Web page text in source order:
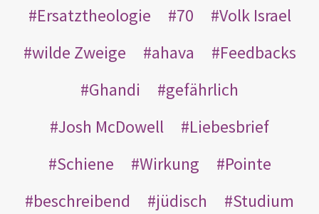
Ersatztheologie
70
Volk Israel
wilde Zweige
ahava
Feedbacks
Ghandi
gefährlich
Josh McDowell
Liebesbrief
Schiene
Wirkung
Pointe
beschreibend
jüdisch Studium